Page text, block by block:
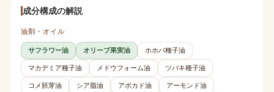
成分構成の解説
油剤・オイル
サフラワー油 オリーブ果実油 ホホバ種子油
マカデミア種子油 メドウフォーム油 ツバキ種子油
コメ胚芽油 シア脂油 アボカド油 アーモンド油